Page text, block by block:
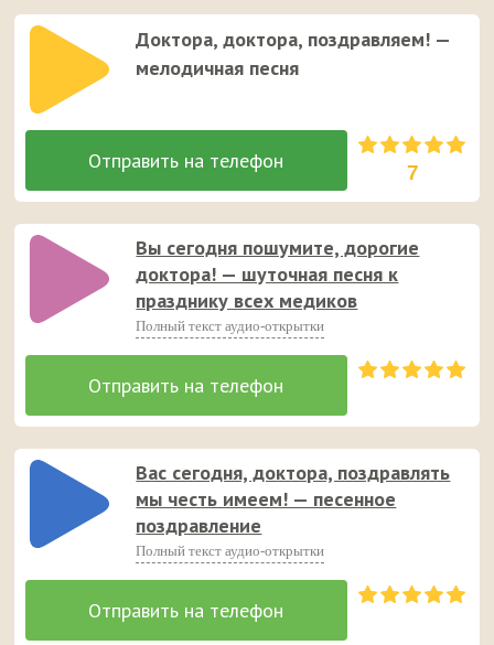
Доктора, доктора, поздравляем! —
мелодичная песня
7
Вы сегодня пошумите, дорогие
доктора! — шуточная песня к
празднику всех медиков
Полный текст аудио-открытки
Вас сегодня, доктора, поздравлять
мы честь имеем! — песенное
поздравление
Полный текст аудио-открытки